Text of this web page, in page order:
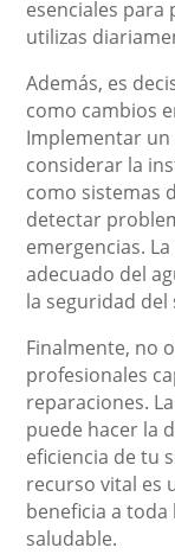
esenciales para
utilizas
Además, es
como cambios
Implementar
considerar la
como sistemas
detectar
emergencias.
adecuado del
la seguridad del
Finalmente, no
profesionales
reparaciones.
puede hacer la
eficiencia de tu
recurso vital es
beneficia a
saludable.